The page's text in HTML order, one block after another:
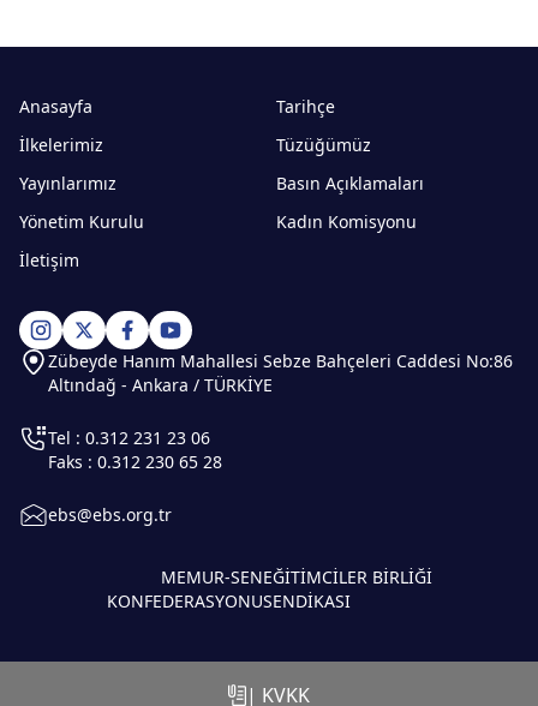
Anasayfa
Tarihçe
İlkelerimiz
Tüzüğümüz
Yayınlarımız
Basın Açıklamaları
Yönetim Kurulu
Kadın Komisyonu
İletişim
MEMUR-SEN
KONFEDERASYONU
EĞİTİMCİLER BİRLİĞİ
SENDİKASI
Zübeyde Hanım Mahallesi Sebze Bahçeleri Caddesi No:86
Altındağ - Ankara / TÜRKİYE
Tel : 0.312 231 23 06
Faks : 0.312 230 65 28
ebs@ebs.org.tr
| KVKK